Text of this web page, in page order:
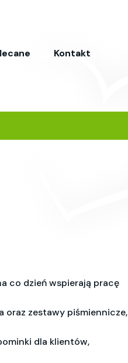
Kontakt
co dzień wspierają pracę
oraz zestawy piśmiennicze,
dla klientów,